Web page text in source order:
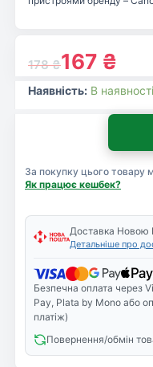
178₴167 ₴
Наявність: В наявності
За покупку цього товару
Як працює кешбек?
Доставка
Детальніше про
Безпечна оплата через
Pay, Plata by Mono або
платіж)
Повернення/обмін